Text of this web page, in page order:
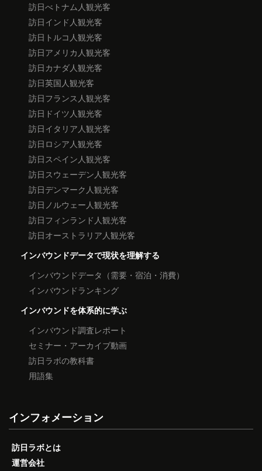
訪日べトナム人観光客
訪日インド人観光客
訪日トルコ人観光客
訪日アメリカ人観光客
訪日カナダ人観光客
訪日英国人観光客
訪日フランス人観光客
訪日ドイツ人観光客
訪日イタリア人観光客
訪日ロシア人観光客
訪日スペイン人観光客
訪日スウェーデン人観光客
訪日デンマーク人観光客
訪日ノルウェー人観光客
訪日フィンランド人観光客
訪日オーストラリア人観光客
インバウンドデータで現状を理解する
インバウンドデータ（需要・宿泊・消費）
インバウンドランキング
インバウンドを体系的に学ぶ
インバウンド調査レポート
セミナー・アーカイブ動画
訪日ラボの教科書
用語集
インフォメーション
訪日ラボとは
運営会社